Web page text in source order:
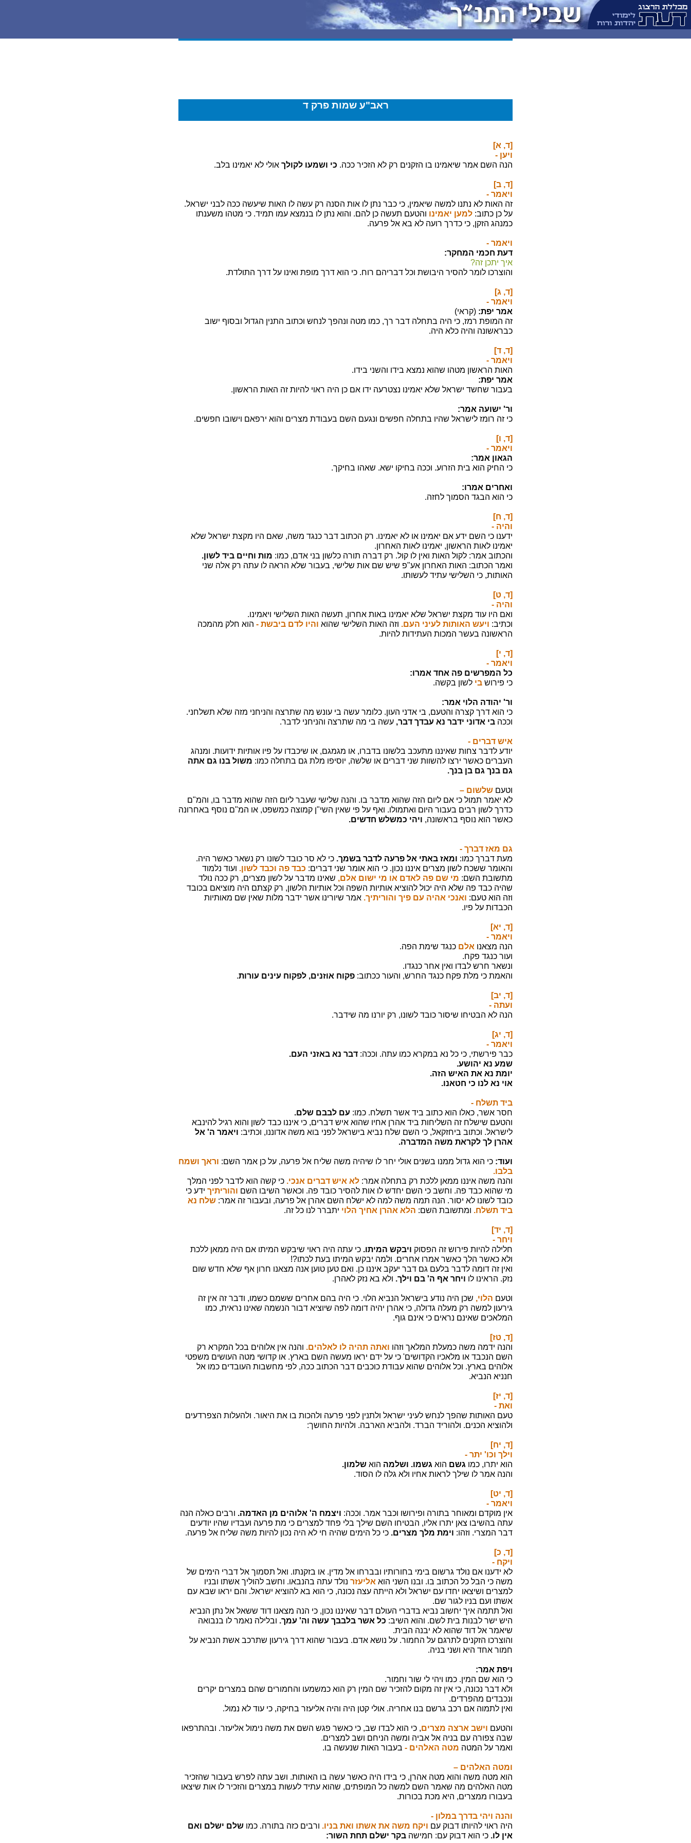
ראב"ע שמות פרק ד
[ד, א]
ויען -
הנה השם אמר שיאמינו בו הזקנים רק לא הזכיר ככה. כי ושמעו לקולך אולי לא יאמינו בלב.
[ד, ב]
ויאמר -
זה האות לא נתנו למשה שיאמין, כי כבר נתן לו אות הסנה רק עשה לו האות שיעשה ככה לבני ישראל.
על כן כתוב: למען יאמינו והטעם תעשה כן להם. והוא נתן לו בנמצא עמו תמיד. כי מטהו משענתו
כמנהג הזקן, כי כדרך רועה לא בא אל פרעה.
ויאמר -
דעת חכמי המחקר:
איך יתכן זה?
והוצרכו לומר להסיר היבושת וכל דבריהם רוח. כי הוא דרך מופת ואינו על דרך התולדת.
[ד, ג]
ויאמר -
אמר יפת: (קראי)
זה המופת רמז, כי היה בתחלה דבר רך, כמו מטה ונהפך לנחש וכתוב התנין הגדול ובסוף ישוב
כבראשונה והיה כלא היה.
[ד, ד]
ויאמר -
האות הראשון מטהו שהוא נמצא בידו והשני בידו.
אמר יפת:
בעבור שחשד ישראל שלא יאמינו נצטרעה ידו אם כן היה ראוי להיות זה האות הראשון.
ור' ישועה אמר:
כי זה רומז לישראל שהיו בתחלה חפשים ונגעם השם בעבודת מצרים והוא ירפאם וישובו חפשים.
[ד, ו]
ויאמר -
הגאון אמר:
כי החיק הוא בית הזרוע. וככה בחיקו ישא. שאהו בחיקך.
ואחרים אמרו:
כי הוא הבגד הסמוך לחזה.
[ד, ח]
והיה -
ידענו כי השם ידע אם יאמינו או לא יאמינו. רק הכתוב דבר כנגד משה, שאם היו מקצת ישראל שלא
יאמינו לאות הראשון, יאמינו לאות האחרון.
והכתוב אמר: לקול האות ואין לו קול. רק דברה תורה כלשון בני אדם, כמו: מות וחיים ביד לשון.
ואמר הכתוב: האות האחרון אע"פ שיש שם אות שלישי, בעבור שלא הראה לו עתה רק אלה שני
האותות, כי השלישי עתיד לעשותו.
[ד, ט]
והיה -
ואם היו עוד מקצת ישראל שלא יאמינו באות אחרון, תעשה האות השלישי ויאמינו.
וכתיב: ויעש האותות לעיני העם. וזה האות השלישי שהוא והיו לדם ביבשת - הוא חלק מהמכה
הראשונה בעשר המכות העתידות להיות.
[ד, י]
ויאמר -
כל המפרשים פה אחד אמרו:
כי פירוש בי לשון בקשה.
ור' יהודה הלוי אמר:
כי הוא דרך קצרה והטעם, בי אדני העון. כלומר עשה בי עונש מה שתרצה והניחני מזה שלא תשלחני.
וככה בי אדוני ידבר נא עבדך דבר, עשה בי מה שתרצה והניחני לדבר.
איש דברים -
יודע לדבר צחות שאיננו מתעכב בלשונו בדברו, או מגמגם, או שיכבדו על פיו אותיות ידועות. ומנהג
העברים כאשר ירצו להשוות שני דברים או שלשה, יוסיפו מלת גם בתחלה כמו: משול בנו גם אתה
גם בנך גם בן בנך.
וטעם שלשום –
לא יאמר תמול כי אם ליום הזה שהוא מדבר בו. והנה שלישי שעבר ליום הזה שהוא מדבר בו, והמ"ם
כדרך לשון רבים בעבור היום ואתמולו. ואף על פי שאין השי"ן קמוצה כמשפט, או המ"ם נוסף באחרונה
כאשר הוא נוסף בראשונה, ויהי כמשלש חדשים.
גם מאז דברך -
מעת דברך כמו: ומאז באתי אל פרעה לדבר בשמך. כי לא סר כובד לשונו רק נשאר כאשר היה.
והאומר ששכח לשון מצרים איננו נכון. כי הוא אומר שני דברים: כבד פה וכבד לשון. ועוד נלמוד
מתשובת השם: מי שם פה לאדם או מי ישום אלם, שאינו מדבר על לשון מצרים, רק ככה נולד
שהיה כבד פה שלא היה יכול להוציא אותיות השפה וכל אותיות הלשון, רק קצתם היה מוציאם בכובד
וזה הוא טעם: ואנכי אהיה עם פיך והוריתיך. אמר שיורינו אשר ידבר מלות שאין שם מאותיות
הכבדות על פיו.
[ד, יא]
ויאמר -
הנה מצאנו אלם כנגד שימת הפה.
ועור כנגד פקח.
ונשאר חרש לבדו ואין אחר כנגדו.
והאמת כי מלת פקח כנגד החרש, והעור ככתוב: פקוח אוזנים, לפקוח עינים עורות.
[ד, יב]
ועתה -
הנה לא הבטיחו שיסור כובד לשונו, רק יורנו מה שידבר.
[ד, יג]
ויאמר -
כבר פירשתי, כי כל נא במקרא כמו עתה. וככה: דבר נא באזני העם.
שמע נא יהושע.
יומת נא את האיש הזה.
אוי נא לנו כי חטאנו.
ביד תשלח -
חסר אשר, כאלו הוא כתוב ביד אשר תשלח. כמו: עם לבבם שלם.
והטעם שישלח זה השליחות ביד אהרן אחיו שהוא איש דברים, כי איננו כבד לשון והוא רגיל להינבא
לישראל. וכתוב ביחזקאל, כי השם שלח נביא בישראל לפני בוא משה אדוננו, וכתיב: ויאמר ה' אל
אהרן לך לקראת משה המדברה.
ועוד: כי הוא גדול ממנו בשנים אולי יחר לו שיהיה משה שליח אל פרעה, על כן אמר השם: וראך ושמח
בלבו.
והנה משה איננו ממאן ללכת רק בתחלה אמר: לא איש דברים אנכי. כי קשה הוא לדבר לפני המלך
מי שהוא כבד פה. וחשב כי השם יחדש לו אות להסיר כובד פה. וכאשר השיבו השם והוריתיך ידע כי
כובד לשונו לא יסור. הנה תמה משה למה לא ישלח השם אהרן אל פרעה, ובעבור זה אמר: שלח נא
ביד תשלח. ומתשובת השם: הלא אהרן אחיך הלוי יתברר לנו כל זה.
[ד, יד]
ויחר -
חלילה להיות פירוש זה הפסוק ויבקש המיתו. כי עתה היה ראוי שיבקש המיתו אם היה ממאן ללכת
ולא כאשר הלך כאשר אמרו אחרים. ולמה יבקש המיתו בעת לכתו?!
ואין זה דומה לדבר בלעם גם דבר יעקב איננו כן. ואם טען טוען אנה מצאנו חרון אף שלא חדש שום
נזק. הראינו לו ויחר אף ה' בם וילך. ולא בא נזק לאהרן.
וטעם הלוי, שכן היה נודע בישראל הנביא הלוי. כי היה בהם אחרים ששמם כשמו, ודבר זה אין זה
גירעון למשה רק מעלה גדולה, כי אהרן יהיה דומה לפה שיוציא דבור הנשמה שאינו נראית, כמו
המלאכים שאינם נראים כי אינם גוף.
[ד, טז]
והנה ידמה משה כמעלת המלאך וזהו ואתה תהיה לו לאלהים. והנה אין אלוהים בכל המקרא רק
השם הנכבד או מלאכיו הקדושים' כי על ידם יראו מעשה השם בארץ. או קדושי מטה העושים משפטי
אלוהים בארץ. וכל אלוהים שהוא עבודת כוכבים דבר הכתוב ככה, לפי מחשבות העובדים כמו אל
חנניא הנביא.
[ד, יז]
ואת -
טעם האותות שהפך לנחש לעיני ישראל ולתנין לפני פרעה ולהכות בו את היאור. ולהעלות הצפרדעים
ולהוציא הכנים. ולהוריד הברד. ולהביא הארבה. ולהיות החושך:
[ד, יח]
וילך וכו' יתר -
הוא יתרו, כמו גשם הוא גשמו. ושלמה הוא שלמון.
והנה אמר לו שילך לראות אחיו ולא גלה לו הסוד.
[ד, יט]
ויאמר -
אין מוקדם ומאוחר בתורה ופירושו וכבר אמר. וככה: ויצמח ה' אלוהים מן האדמה. ורבים כאלה הנה
עתה בהשיבו צאן יתרו אליו, הבטיחו השם שילך בלי פחד למצרים כי מת פרעה ועבדיו שהיו יודעים
דבר המצרי. וזהו: וימת מלך מצרים. כי כל הימים שהיה חי לא היה נכון להיות משה שליח אל פרעה.
[ד, כ]
ויקח -
לא ידענו אם נולד גרשום בימי בחורותיו ובברחו אל מדין. או בזקנתו. ואל תסמוך אל דברי הימים של
משה כי הבל כל הכתוב בו. ובנו השני הוא אליעזר נולד עתה בהנבאו. וחשב להוליך אשתו ובניו
למצרים ושיצאו יחדו עם ישראל ולא הייתה עצה נכונה, כי הוא בא להוציא ישראל. והם יראו שבא עם
אשתו ועם בניו לגור שם.
ואל תתמה איך יחשוב נביא בדברי העולם דבר שאיננו נכון, כי הנה מצאנו דוד ששאל אל נתן הנביא
היש ישר לבנות בית לשם. והוא השיב: כל אשר בלבבך עשה וה' עמך. ובלילה נאמר לו בנבואה
שיאמר אל דוד שהוא לא יבנה הבית.
והוצרכו הזקנים לתרגם על החמור. על נושא אדם. בעבור שהוא דרך גירעון שתרכב אשת הנביא על
חמור אחד היא ושני בניה.
ויפת אמר:
כי הוא שם המין. כמו ויהי לי שור וחמור.
ולא דבר נכונה, כי אין זה מקום להזכיר שם המין רק הוא כמשמעו והחמורים שהם במצרים יקרים
ונכבדים מהפרדים.
ואין לתמוה אם רכב גרשם בנו אחריה. אולי קטן היה והיה אליעזר בחיקה, כי עוד לא נמול.
והטעם וישב ארצה מצרים, כי הוא לבדו שב, כי כאשר פגש השם את משה נימול אליעזר. ובהתרפאו
שבה צפורה עם בניה אל אביה ומשה הניחם ושב למצרים.
ואמר על המטה מטה האלהים - בעבור האות שנעשה בו.
ומטה האלהים –
הוא מטה משה והוא מטה אהרן, כי בידו היה כאשר עשה בו האותות. ושב עתה לפרש בעבור שהזכיר
מטה האלהים מה שאמר השם למשה כל המופתים, שהוא עתיד לעשות במצרים והזכיר לו אות שיצאו
בעבורו ממצרים, היא מכת בכורות.
והנה ויהי בדרך במלון -
היה ראוי להיותו דבוק עם ויקח משה את אשתו ואת בניו. ורבים כזה בתורה. כמו שלם ישלם ואם
אין לו. כי הוא דבוק עם: חמישה בקר ישלם תחת השור: